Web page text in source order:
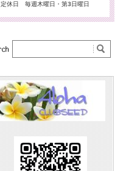
定休日 毎週木曜日・第3日曜日